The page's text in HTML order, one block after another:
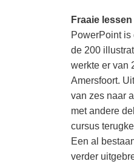
Fraaie
PowerPoint
de 200
werkte er van
Amersfoort.
van zes naar
met andere
cursus
Een al
verder